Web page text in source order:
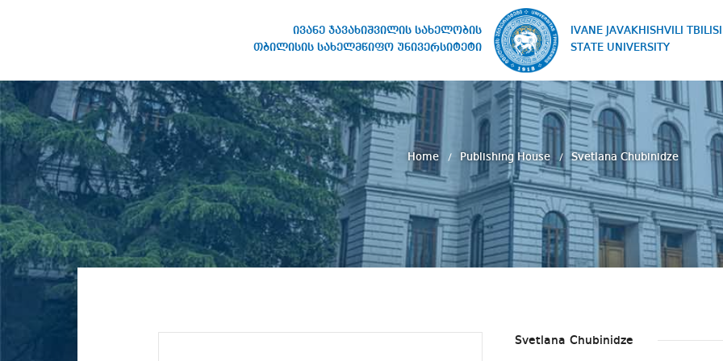
ივანე ჯავახიშვილის სახელობის
თბილისის სახელმწიფო უნივერსიტეტი
IVANE JAVAKHISHVILI TBILISI
STATE UNIVERSITY
STATE UNIVERSITY
Home Publishing House Svetlana Chubinidze
Svetlana Chubinidze